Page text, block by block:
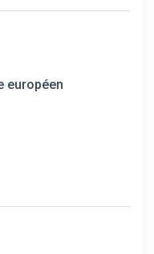
européen